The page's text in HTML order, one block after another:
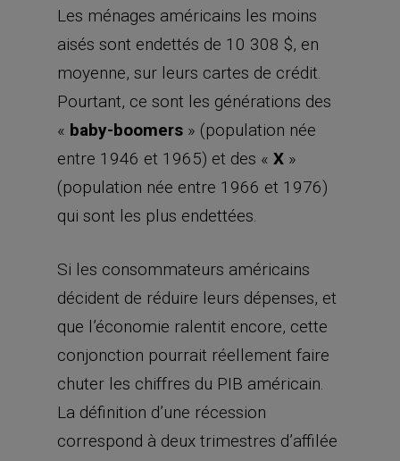
Les ménages américains les moins
aisés sont endettés de 10 308 $, en
moyenne, sur leurs cartes de crédit.
Pourtant, ce sont les générations des
« baby-boomers » (population née
entre 1946 et 1965) et des « X »
(population née entre 1966 et 1976)
qui sont les plus endettées.
Si les consommateurs américains
décident de réduire leurs dépenses, et
que l’économie ralentit encore, cette
conjonction pourrait réellement faire
chuter les chiffres du PIB américain.
La définition d’une récession
correspond à deux trimestres d’affilée